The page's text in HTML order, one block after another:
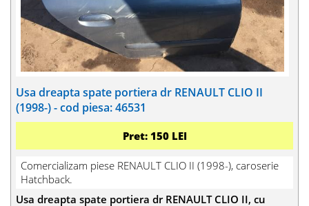
Usa dreapta spate portiera dr RENAULT CLIO II
(1998-) - cod piesa: 46531
Pret: 150 LEI
Comercializam piese RENAULT CLIO II (1998-), caroserie
Hatchback.
Usa dreapta spate portiera dr RENAULT CLIO II, cu